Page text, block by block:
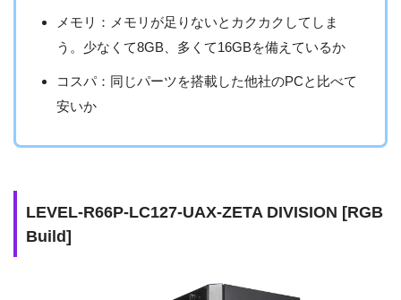
メモリ：メモリが足りないとカクカクしてしま
う。少なくて8GB、多くて16GBを備えているか
コスパ：同じパーツを搭載した他社のPCと比べて
安いか
LEVEL-R66P-LC127-UAX-ZETA DIVISION [RGB
Build]